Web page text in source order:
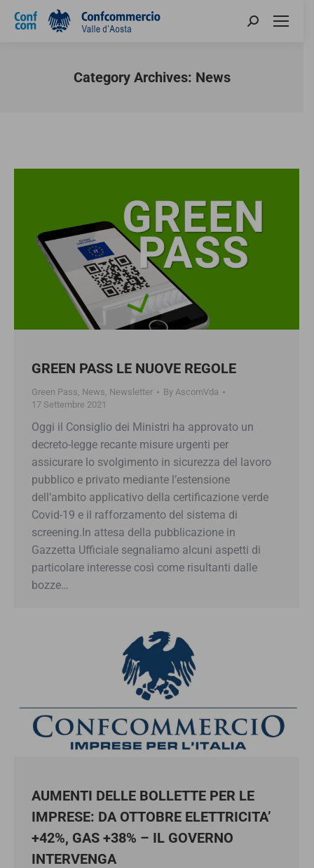
Category Archives: News
GREEN PASS LE NUOVE REGOLE
Green Pass, News, Newsletter By AscomVda
17 Settembre 2021
Oggi il Consiglio dei Ministri ha approvato un
decreto-legge recante misure urgenti per
assicurare lo svolgimento in sicurezza del lavoro
pubblico e privato mediante l’estensione
dell’ambito applicativo della certificazione verde
Covid-19 e il rafforzamento del sistema di
screening.In attesa della pubblicazione in
Gazzetta Ufficiale segnaliamo alcuni aspetti di
particolare interesse così come risultanti dalle
bozze…
AUMENTI DELLE BOLLETTE PER LE
IMPRESE: DA OTTOBRE ELETTRICITA’
+42%, GAS +38% – IL GOVERNO
INTERVENGA